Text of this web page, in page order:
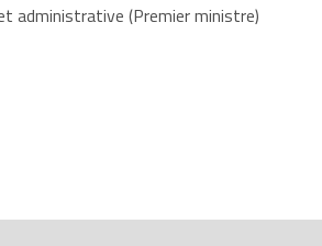
administrative (Premier ministre)